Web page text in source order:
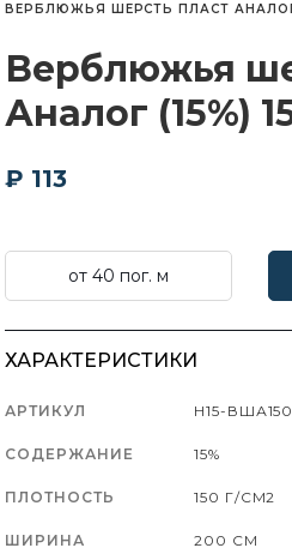
ВЕРБЛЮЖЬЯ ШЕРСТЬ ПЛАСТ АНАЛОГ
Верблюжья
Аналог (15%)
₽ 113
от 40 пог. м
ХАРАКТЕРИСТИКИ
АРТИКУЛ Н15-
СОДЕРЖАНИЕ 15%
ПЛОТНОСТЬ 150 Г/СМ2
ШИРИНА 200 СМ